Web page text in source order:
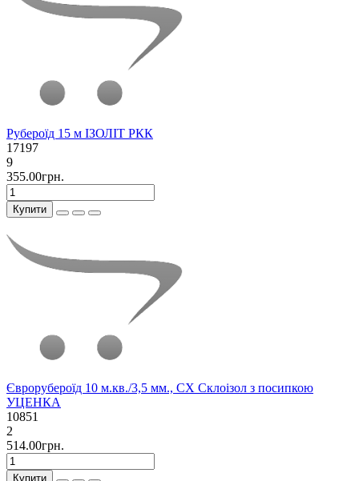
Рубероїд 15 м ІЗОЛІТ РКК
17197
9
355.00грн.
Купити
Єврорубероїд 10 м.кв./3,5 мм., СХ Склоізол з посипкою
УЦЕНКА
10851
2
514.00грн.
Купити